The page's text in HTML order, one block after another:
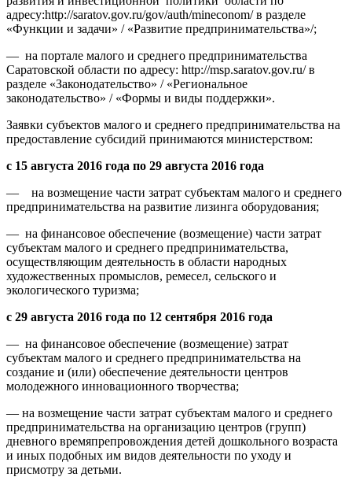
адресу:http://saratov.gov.ru/gov/auth/mineconom/ в разделе
«Функции и задачи» / «Развитие предпринимательства»/;
— на портале малого и среднего предпринимательства
Саратовской области по адресу: http://msp.saratov.gov.ru/ в
разделе «Законодательство» / «Региональное
законодательство» / «Формы и виды поддержки».
Заявки субъектов малого и среднего предпринимательства на
предоставление субсидий принимаются министерством:
с 15 августа 2016 года по 29 августа 2016 года
— на возмещение части затрат субъектам малого и среднего
предпринимательства на развитие лизинга оборудования;
— на финансовое обеспечение (возмещение) части затрат
субъектам малого и среднего предпринимательства,
осуществляющим деятельность в области народных
художественных промыслов, ремесел, сельского и
экологического туризма;
с 29 августа 2016 года по 12 сентября 2016 года
— на финансовое обеспечение (возмещение) затрат
субъектам малого и среднего предпринимательства на
создание и (или) обеспечение деятельности центров
молодежного инновационного творчества;
— на возмещение части затрат субъектам малого и среднего
предпринимательства на организацию центров (групп)
дневного времяпрепровождения детей дошкольного возраста
и иных подобных им видов деятельности по уходу и
присмотру за детьми.